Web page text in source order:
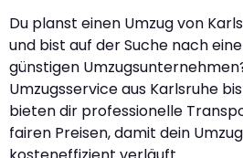
Du planst einen Umzug von
und bist auf der Suche nach
günstigen
Umzugsservice aus Karlsruhe
bieten dir professionelle
fairen Preisen, damit dein